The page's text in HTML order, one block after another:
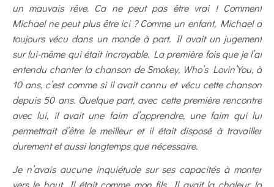
un mauvais rêve. Ca ne peut pas être vrai ! Comment
Michael ne peut plus être ici ? Comme un enfant, Michael a
toujours vécu dans un monde à part. Il avait un jugement
sur lui-même qui était incroyable. La première fois que je l’ai
entendu chanter la chanson de Smokey, Who’s Lovin’You, à
10 ans, c’est comme si il avait connu et vécu cette chanson
depuis 50 ans. Quelque part, avec cette première rencontre
avec lui, il avait une faim d’apprendre, une faim qui lui
permettrait d’être le meilleur et il était disposé à travailler
durement et aussi longtemps que nécessaire.
Je n’avais aucune inquiétude sur ses capacités à monter